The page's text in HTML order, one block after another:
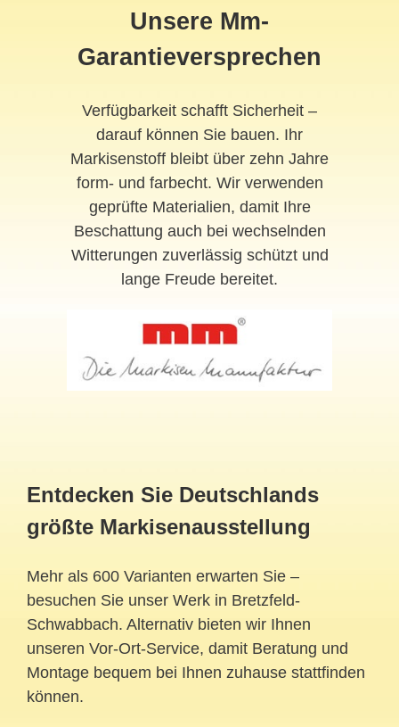
Unsere Mm-
Garantieversprechen
Verfügbarkeit schafft Sicherheit –
darauf können Sie bauen. Ihr
Markisenstoff bleibt über zehn Jahre
form- und farbecht. Wir verwenden
geprüfte Materialien, damit Ihre
Beschattung auch bei wechselnden
Witterungen zuverlässig schützt und
lange Freude bereitet.
Entdecken Sie Deutschlands
größte Markisenausstellung
Mehr als 600 Varianten erwarten Sie –
besuchen Sie unser Werk in Bretzfeld-
Schwabbach. Alternativ bieten wir Ihnen
unseren Vor-Ort-Service, damit Beratung und
Montage bequem bei Ihnen zuhause stattfinden
können.